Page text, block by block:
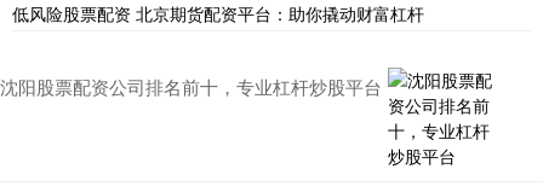
低风险股票配资 北京期货配资平台：助你撬动财富杠杆
沈阳股票配资公司排名前十，专业杠杆炒股平台